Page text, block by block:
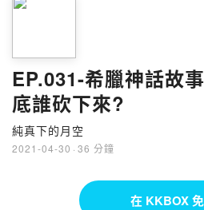
EP.031-希臘神話故
底誰砍下來?
純真下的月空
2021-04-30 · 36 分鐘
在 KKBOX